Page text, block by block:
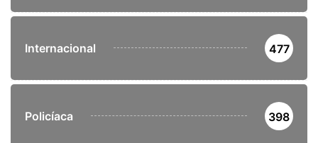
Internacional 477
Policíaca 398